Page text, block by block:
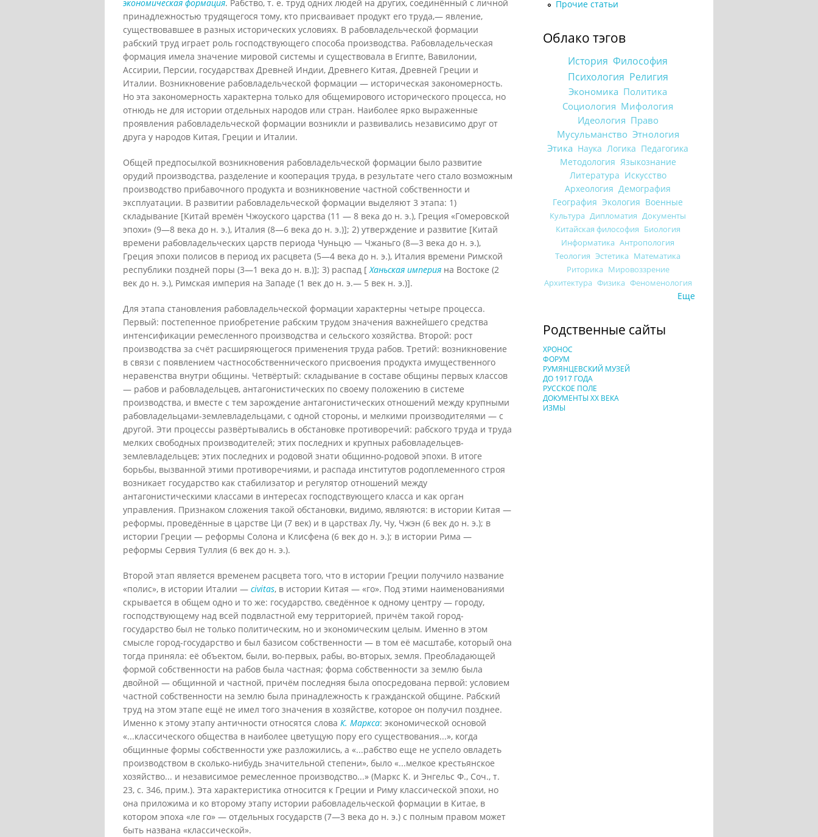
экономическая формация. Рабство, т. е. труд одних людей на других, соединённый с личной
принадлежностью трудящегося тому, кто присваивает продукт его труда,— явление,
существовавшее в разных исторических условиях. В рабовладельческой формации
рабский труд играет роль господствующего способа производства. Рабовладельческая
формация имела значение мировой системы и существовала в Египте, Вавилонии,
Ассирии, Персии, государствах Древней Индии, Древнего Китая, Древней Греции и
Италии. Возникновение рабовладельческой формации — историческая закономерность.
Но эта закономерность характерна только для общемирового исторического процесса, но
отнюдь не для истории отдельных народов или стран. Наиболее ярко выраженные
проявления рабовладельческой формации возникли и развивались независимо друг от
друга у народов Китая, Греции и Италии.
Общей предпосылкой возникновения рабовладельческой формации было развитие
орудий производства, разделение и кооперация труда, в результате чего стало возможным
производство прибавочного продукта и возникновение частной собственности и
эксплуатации. В развитии рабовладельческой формации выделяют 3 этапа: 1)
складывание [Китай времён Чжоуского царства (11 — 8 века до н. э.), Греция «Гомеровской
эпохи» (9—8 века до н. э.), Италия (8—6 века до н. э.)]; 2) утверждение и развитие [Китай
времени рабовладельческих царств периода Чуньцю — Чжаньго (8—3 века до н. э.),
Греция эпохи полисов в период их расцвета (5—4 века до н. э.), Италия времени Римской
республики поздней поры (3—1 века до н. в.)]; 3) распад [Ханьская империя на Востоке (2
век до н. э.), Римская империя на Западе (1 век до н. э.— 5 век н. э.)].
Для этапа становления рабовладельческой формации характерны четыре процесса.
Первый: постепенное приобретение рабским трудом значения важнейшего средства
интенсификации ремесленного производства и сельского хозяйства. Второй: рост
производства за счёт расширяющегося применения труда рабов. Третий: возникновение
в связи с появлением частнособственнического присвоения продукта имущественного
неравенства внутри общины. Четвёртый: складывание в составе общины первых классов
— рабов и рабовладельцев, антагонистических по своему положению в системе
производства, и вместе с тем зарождение антагонистических отношений между крупными
рабовладельцами-землевладельцами, с одной стороны, и мелкими производителями — с
другой. Эти процессы развёртывались в обстановке противоречий: рабского труда и труда
мелких свободных производителей; этих последних и крупных рабовладельцев-
землевладельцев; этих последних и родовой знати общинно-родовой эпохи. В итоге
борьбы, вызванной этими противоречиями, и распада институтов родоплеменного строя
возникает государство как стабилизатор и регулятор отношений между
антагонистическими классами в интересах господствующего класса и как орган
управления. Признаком сложения такой обстановки, видимо, являются: в истории Китая —
реформы, проведённые в царстве Ци (7 век) и в царствах Лу, Чу, Чжэн (6 век до н. э.); в
истории Греции — реформы Солона и Клисфена (6 век до н. э.); в истории Рима —
реформы Сервия Туллия (6 век до н. э.).
Второй этап является временем расцвета того, что в истории Греции получило название
«полис», в истории Италии — civitas, в истории Китая — «го». Под этими наименованиями
скрывается в общем одно и то же: государство, сведённое к одному центру — городу,
господствующему над всей подвластной ему территорией, причём такой город-
государство был не только политическим, но и экономическим целым. Именно в этом
смысле город-государство и был базисом собственности — в том её масштабе, который она
тогда приняла: её объектом, были, во-первых, рабы, во-вторых, земля. Преобладающей
формой собственности на рабов была частная; форма собственности за землю была
двойной — общинной и частной, причём последняя была опосредована первой: условием
частной собственности на землю была принадлежность к гражданской общине. Рабский
труд на этом этапе ещё не имел того значения в хозяйстве, которое он получил позднее.
Именно к этому этапу античности относятся слова К. Маркса: экономической основой
«...классического общества в наиболее цветущую пору его существования...», когда
общинные формы собственности уже разложились, а «...рабство еще не успело овладеть
производством в сколько-нибудь значительной степени», было «...мелкое крестьянское
хозяйство... и независимое ремесленное производство...» (Маркс К. и Энгельс Ф., Соч., т.
23, с. 346, прим.). Эта характеристика относится к Греции и Риму классической эпохи, но
она приложима и ко второму этапу истории рабовладельческой формации в Китае, в
котором эпоха «ле го» — отдельных государств (7—3 века до н. э.) с полным правом может
быть названа «классической».
Прочие статьи
Облако тэгов
История Философия
Психология Религия
Экономика Политика
Социология Мифология
Идеология Право
Мусульманство Этнология
Этика Наука Логика Педагогика
Методология Языкознание
Литература Искусство
Археология Демография
География Экология Военные
Культура Дипломатия Документы
Китайская философия Биология
Информатика Антропология
Теология Эстетика Математика
Риторика Мировоззрение
Архитектура Физика Феноменология
Еще
Родственные сайты
ХРОНОС
ФОРУМ
РУМЯНЦЕВСКИЙ МУЗЕЙ
ДО 1917 ГОДА
РУССКОЕ ПОЛЕ
ДОКУМЕНТЫ XX ВЕКА
ИЗМЫ